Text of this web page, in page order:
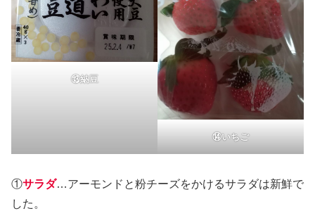
⑬納豆
⑭いちご
①サラダ…アーモンドと粉チーズをかけるサラダは新鮮で
した。